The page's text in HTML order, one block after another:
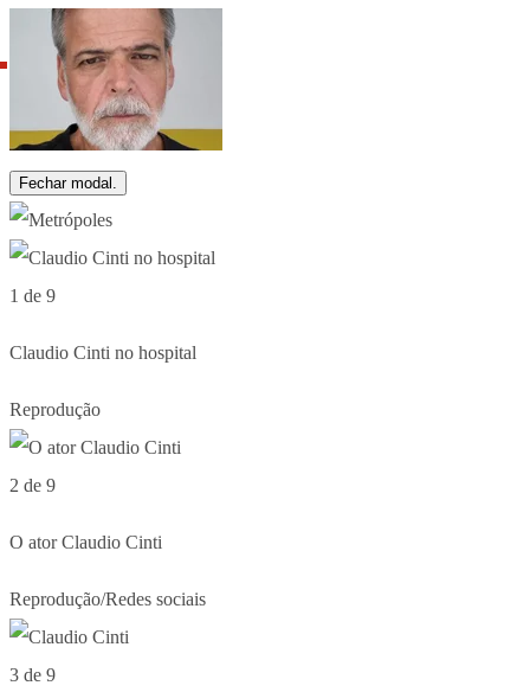
Fechar modal.
1 de 9
Claudio Cinti no hospital
Reprodução
2 de 9
O ator Claudio Cinti
Reprodução/Redes sociais
3 de 9